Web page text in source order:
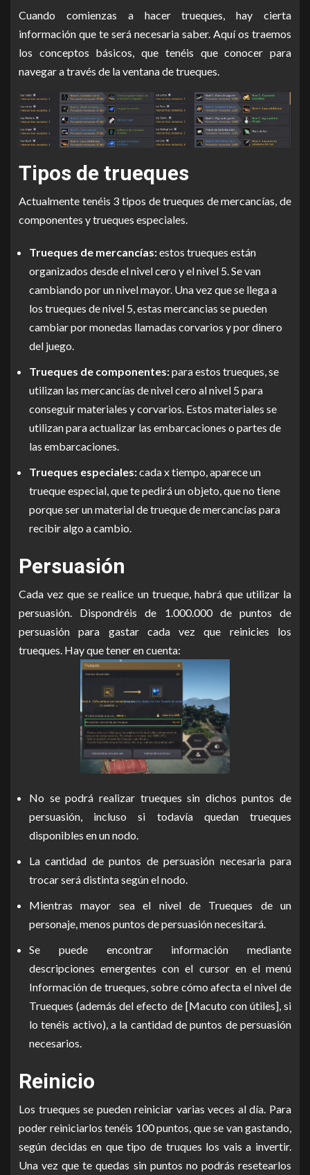
Cuando comienzas a hacer trueques, hay cierta
información que te será necesaria saber. Aquí os traemos
los conceptos básicos, que tenéis que conocer para
navegar a través de la ventana de trueques.
Tipos de trueques
Actualmente tenéis 3 tipos de trueques de mercancías, de
componentes y trueques especiales.
Trueques de mercancías:estos trueques están
organizados desde el nivel cero y el nivel 5. Se van
cambiando por un nivel mayor. Una vez que se llega a
los trueques de nivel 5, estas mercancias se pueden
cambiar por monedas llamadas corvarios y por dinero
del juego.
Trueques de componentes:para estos trueques, se
utilizan las mercancías de nivel cero al nivel 5 para
conseguir materiales y corvarios. Estos materiales se
utilizan para actualizar las embarcaciones o partes de
las embarcaciones.
Trueques especiales:cada x tiempo, aparece un
trueque especial, que te pedirá un objeto, que no tiene
porque ser un material de trueque de mercancías para
recibir algo a cambio.
Persuasión
Cada vez que se realice un trueque, habrá que utilizar la
persuasión. Dispondréis de 1.000.000 de puntos de
persuasión para gastar cada vez que reinicies los
trueques. Hay que tener en cuenta:
No se podrá realizar trueques sin dichos puntos de
persuasión, incluso si todavía quedan trueques
disponibles en un nodo.
La cantidad de puntos de persuasión necesaria para
trocar será distinta según el nodo.
Mientras mayor sea el nivel de Trueques de un
personaje, menos puntos de persuasión necesitará.
Se puede encontrar información mediante
descripciones emergentes con el cursor en el menú
Información de trueques, sobre cómo afecta el nivel de
Trueques (además del efecto de [Macuto con útiles], si
lo tenéis activo), a la cantidad de puntos de persuasión
necesarios.
Reinicio
Los trueques se pueden reiniciar varias veces al día. Para
poder reiniciarlos tenéis 100 puntos, que se van gastando,
según decidas en que tipo de truques los vais a invertir.
Una vez que te quedas sin puntos no podrás resetearlos